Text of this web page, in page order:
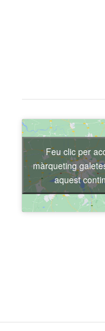
Feu clic per
màrqueting
aquest